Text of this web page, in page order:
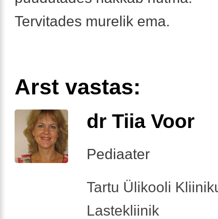
Tervitades murelik ema.
Arst vastas:
dr Tiia Voor
Pediaater
Tartu Ülikooli
Lastekliinik